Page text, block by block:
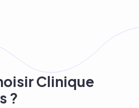
Clinique
?